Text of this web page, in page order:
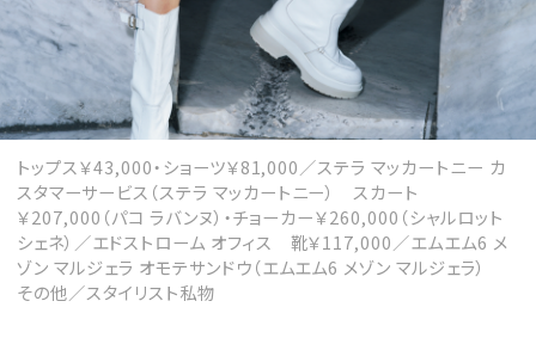
トップス￥43,000・ショーツ￥81,000／ステラ マッカートニー カ
スタマーサービス（ステラ マッカートニー） スカート
￥207,000（パコ ラバンヌ）・チョーカー￥260,000（シャルロット
シェネ）／エドストローム オフィス 靴￥117,000／エムエム6 メ
ゾン マルジェラ オモテサンドウ（エムエム6 メゾン マルジェラ）
その他／スタイリスト私物